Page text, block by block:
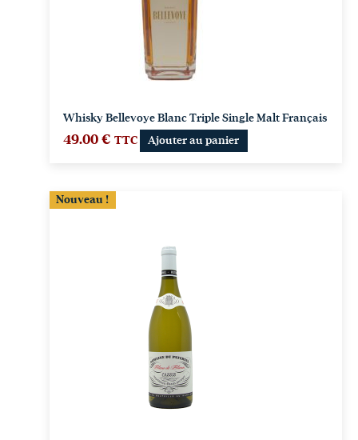
Whisky Bellevoye Blanc Triple Single Malt Français
49.00 € TTC Ajouter au panier
Nouveau !